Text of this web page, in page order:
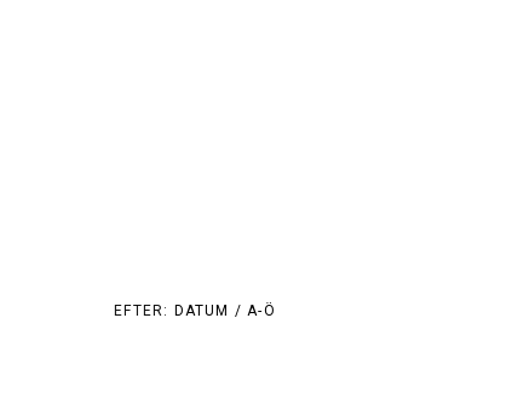
EFTER: DATUM / A-Ö